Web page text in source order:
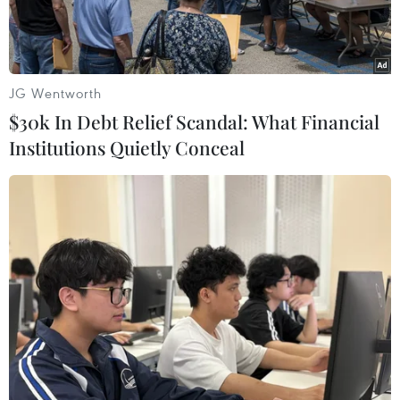
mại.
(Tư liệu) Hình ảnh từ video cho thấy phiến quân Houthi phóng
một tên lửa đạn đạo từ thủ đô Sanaa (Yemen). (Ảnh:
AFP/TTXVN)
Ngày 21/3 (giờ địa phương), phái bộ hải quân
của Liên minh châu Âu (EU) ở phía Nam Biển
Đỏ thông báo đã phá hủy 3 tên lửa đạn đạo và
JG Wentworth
$30k In Debt Relief Scandal: What Financial
Institutions Quietly Conceal